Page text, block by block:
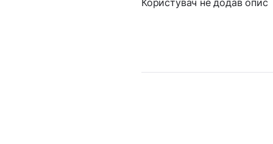
Користувач не додав опис